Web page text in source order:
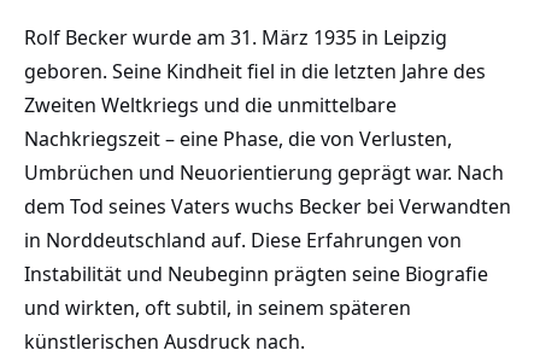
Rolf Becker wurde am 31. März 1935 in Leipzig
geboren. Seine Kindheit fiel in die letzten Jahre des
Zweiten Weltkriegs und die unmittelbare
Nachkriegszeit – eine Phase, die von Verlusten,
Umbrüchen und Neuorientierung geprägt war. Nach
dem Tod seines Vaters wuchs Becker bei Verwandten
in Norddeutschland auf. Diese Erfahrungen von
Instabilität und Neubeginn prägten seine Biografie
und wirkten, oft subtil, in seinem späteren
künstlerischen Ausdruck nach.